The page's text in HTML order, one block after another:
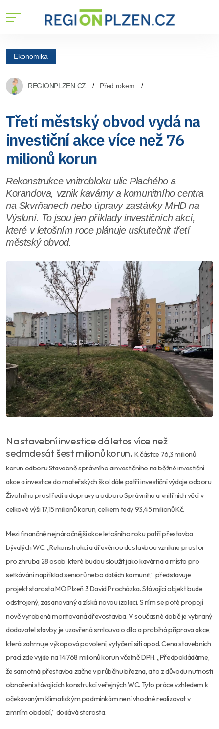
Ekonomika
REGIONPLZEN.CZ Před rokem
Třetí městský obvod vydá na
investiční akce více než 76
milionů korun
Rekonstrukce vnitrobloku ulic Plachého a
Korandova, vznik kavárny a komunitního centra
na Skvrňanech nebo úpravy zastávky MHD na
Výsluní. To jsou jen příklady investičních akcí,
které v letošním roce plánuje uskutečnit třetí
městský obvod.
Na stavební investice dá letos více než
sedmdesát šest milionů korun. K částce 76,3 milionů
korun odboru Stavebně správního ainvestičního na běžné investiční
akce a investice domateřských škol dále patří investiční výdaje odboru
Životního prostředí a dopravy a odboru Správního a vnitřních věcí v
celkové výši 17,15 milionů korun, celkem tedy 93,45milionů Kč.
Mezi finančně nejnáročnější akce letošního roku patří přestavba
bývalých WC. „Rekonstrukcí a dřevěnou dostavbou vznikne prostor
pro zhruba 28 osob, které budou sloužit jako kavárna a místo pro
setkávání například seniorů nebo dalších komunit,“ představuje
projekt starosta MO Plzeň 3 David Procházka. Stávající objekt bude
odstrojený, zasanovaný a získá novou izolaci. S ním se poté propojí
nově vyrobená montovaná dřevostavba. V současné době je vybraný
dodavatel stavby, je uzavřená smlouva o dílo a probíhá příprava akce,
která zahrnuje výkopová povolení, vytyčení sítí apod. Cena stavebních
prací zde vyjde na 14,768 milionů korun včetně DPH. „Předpokládáme,
že samotná přestavba začne v průběhu března, a to z důvodu nutnosti
obnažení stávajících konstrukcí veřejných WC. Tyto práce vzhledem k
očekávaným klimatickým podmínkám není vhodné realizovat v
zimním období,“ dodává starosta.